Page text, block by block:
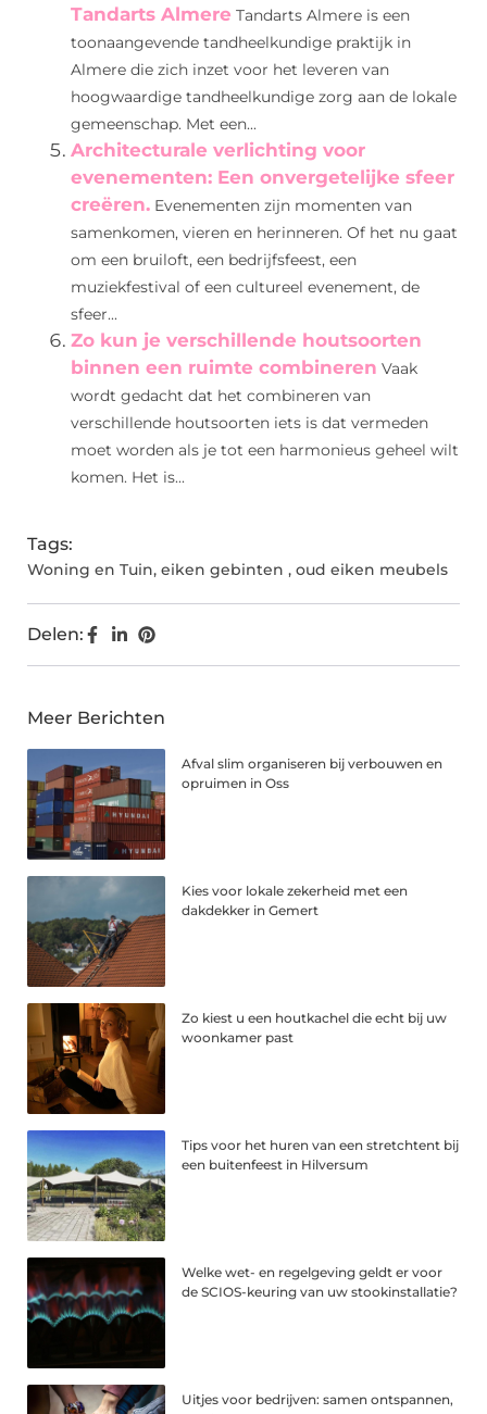
Tandarts Almere Tandarts Almere is een
toonaangevende tandheelkundige praktijk in
Almere die zich inzet voor het leveren van
hoogwaardige tandheelkundige zorg aan de lokale
gemeenschap. Met een...
Architecturale verlichting voor
evenementen: Een onvergetelijke sfeer
creëren. Evenementen zijn momenten van
samenkomen, vieren en herinneren. Of het nu gaat
om een bruiloft, een bedrijfsfeest, een
muziekfestival of een cultureel evenement, de
sfeer...
Zo kun je verschillende houtsoorten
binnen een ruimte combineren Vaak
wordt gedacht dat het combineren van
verschillende houtsoorten iets is dat vermeden
moet worden als je tot een harmonieus geheel wilt
komen. Het is...
Tags:
Woning en Tuin, eiken gebinten , oud eiken meubels
Delen:
Meer Berichten
Afval slim organiseren bij verbouwen en
opruimen in Oss
Kies voor lokale zekerheid met een
dakdekker in Gemert
Zo kiest u een houtkachel die echt bij uw
woonkamer past
Tips voor het huren van een stretchtent bij
een buitenfeest in Hilversum
Welke wet- en regelgeving geldt er voor
de SCIOS-keuring van uw stookinstallatie?
Uitjes voor bedrijven: samen ontspannen,